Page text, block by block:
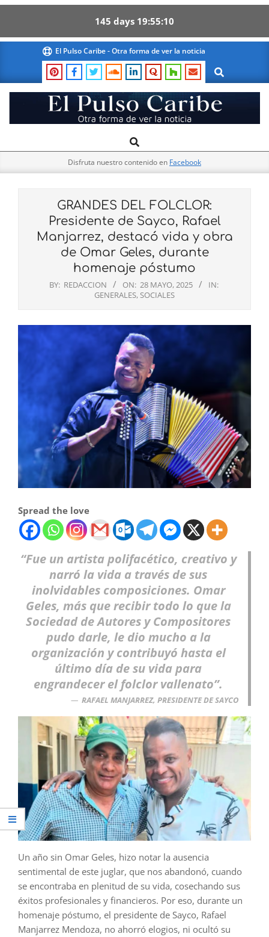
145 days 19 55 09
content
El Pulso Caribe - Otra forma de ver la noticia
Search
El
Pulso
Navigation
Search
Disfruta nuestro contenido en Facebook
GRANDES DEL FOLCLOR:
Presidente de Sayco, Rafael
Manjarrez, destacó vida y obra
de Omar Geles, durante
homenaje póstumo
BY: REDACCION ON: 28 MAYO, 2025
IN:
GENERALES, SOCIALES
Spread the love
“Fue un artista polifacético, creativo y
narró la vida a través de sus
inolvidables composiciones. Omar
Geles, más que recibir todo lo que la
Sociedad de Autores y Compositores
pudo darle, le dio mucho a la
organización y contribuyó hasta el
último día de su vida para
engrandecer el folclor vallenato”.
RAFAEL MANJARREZ, PRESIDENTE DE SAYCO
Un año sin Omar Geles, hizo notar la ausencia
sentimental de este juglar, que nos abandonó, cuando
se encontraba en plenitud de su vida, cosechando sus
éxitos profesionales y financieros. Por eso, durante un
homenaje póstumo, el presidente de Sayco, Rafael
Manjarrez Mendoza, no ahorró elogios, ni ocultó su